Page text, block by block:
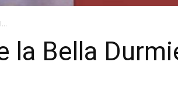
la Bella